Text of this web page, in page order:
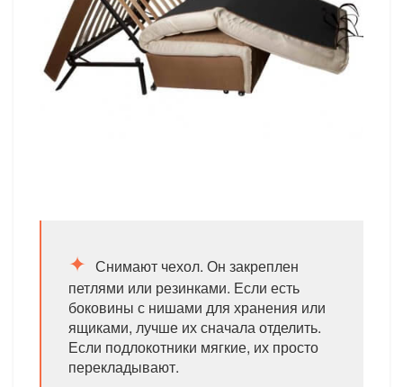
Снимают чехол. Он закреплен
петлями или резинками. Если есть
боковины с нишами для хранения или
ящиками, лучше их сначала отделить.
Если подлокотники мягкие, их просто
перекладывают.